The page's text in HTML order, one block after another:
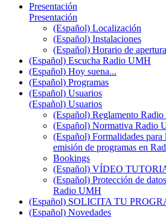
Presentación
Presentación
(Español) Localización
(Español) Instalaciones
(Español) Horario de apertura
(Español) Escucha Radio UMH
(Español) Hoy suena...
(Español) Programas
(Español) Usuarios
(Español) Usuarios
(Español) Reglamento
(Español) Normativa Radio
(Español) Formalidades
emisión de programas en
Bookings
(Español) VÍDEO
(Español) Protección de
Radio UMH
(Español) SOLICITA TU
(Español) Novedades